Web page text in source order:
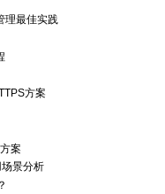
理最佳实践
方案
案
景分析